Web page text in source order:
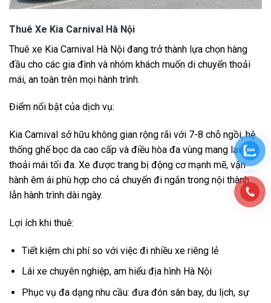
Thuê Xe Kia Carnival Hà Nội
Thuê xe Kia Carnival Hà Nội đang trở thành lựa chọn hàng
đầu cho các gia đình và nhóm khách muốn di chuyển thoải
mái, an toàn trên mọi hành trình.
Điểm nổi bật của dịch vụ:
Kia Carnival sở hữu không gian rộng rãi với 7-8 chỗ ngồi, hệ
thống ghế bọc da cao cấp và điều hòa đa vùng mang lại sự
thoải mái tối đa. Xe được trang bị động cơ mạnh mẽ, vận
hành êm ái phù hợp cho cả chuyến đi ngắn trong nội thành
lẫn hành trình dài ngày.
Lợi ích khi thuê:
Tiết kiệm chi phí so với việc đi nhiều xe riêng lẻ
Lái xe chuyên nghiệp, am hiểu địa hình Hà Nội
Phục vụ đa dạng nhu cầu: đưa đón sân bay, du lịch, sự